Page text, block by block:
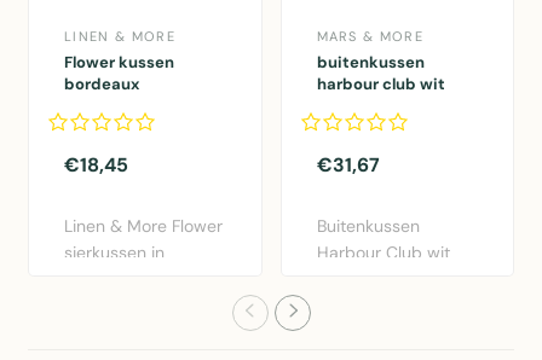
LINEN & MORE
Flower kussen
bordeaux
€18,45
Linen & More Flower
sierkussen in
MARS & MORE
buitenkussen
harbour club wit
€31,67
Buitenkussen
Harbour Club wit